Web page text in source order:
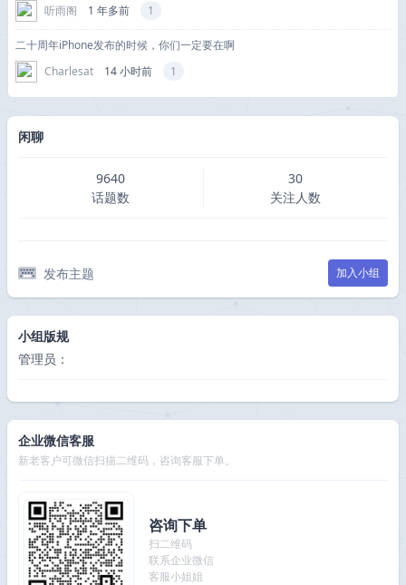
听雨阁
1 年多前 1
二十周年iPhone发布的时候，你们一定要在啊
Charlesat
14 小时前 1
闲聊
9640
话题数
30
关注人数
发布主题 加入小组
小组版规
管理员：
企业微信客服
新老客户可微信扫描二维码，咨询客服下单。
咨询下单
扫二维码
联系企业微信
客服小姐姐